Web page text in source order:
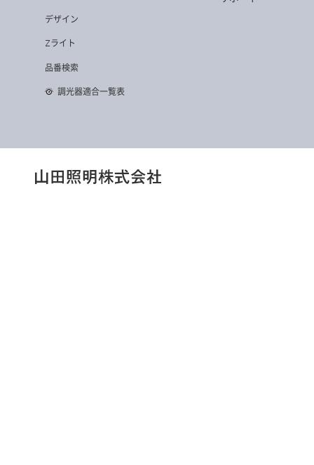
デザイン
Zライト
品番検索
調光器適合一覧表